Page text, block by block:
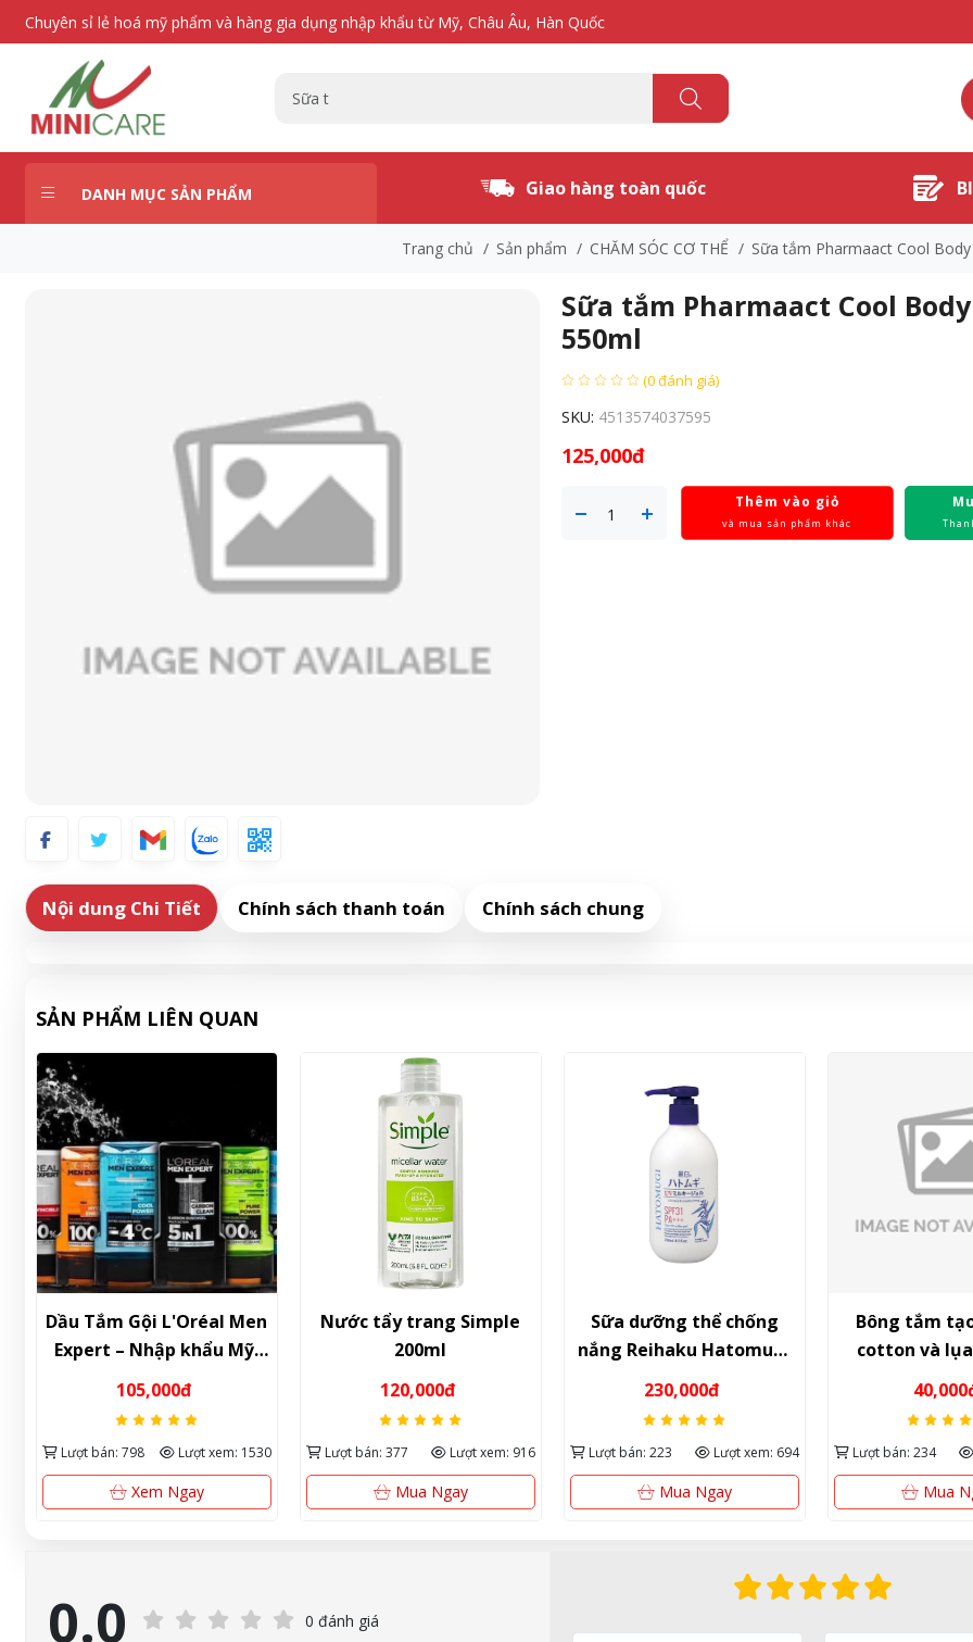
Chuyên sỉ lẻ hoá mỹ phẩm và hàng gia dụng nhập khẩu từ Mỹ, Châu Âu, Hàn Quốc
DANH MỤC SẢN PHẨM Giao hàng toàn quốc
Trang chủ / Sản phẩm / CHĂM SÓC CƠ THỂ / Sữa tắm Pharmaact Cool
Sữa tắm Pharmaact Cool
550ml
(0 đánh giá)
SKU: 4513574037595
125,000đ
Thêm vào giỏ
và mua sản phẩm khác
Nội dung Chi Tiết Chính sách thanh toán Chính sách chung
SẢN PHẨM LIÊN QUAN
Dầu Tắm Gội L'Oréal Men
Expert – Nhập khẩu Mỹ,
đa năng & chăm sóc toàn
diện cho nam
105,000đ
Lượt bán: 798 Lượt xem: 1530
Xem Ngay
Nước tẩy trang Simple
200ml
120,000đ
Lượt bán: 377 Lượt xem: 916
Mua Ngay
Sữa dưỡng thể chống
nắng Reihaku Hatomugi
UV Care & Moisturizing
Milky Gel 250ml – Dưỡng
Nhật
230,000đ
Lượt bán: 223 Lượt xem: 694
Mua Ngay
Bông tắm
cotton và
Seiwa
Lượt bán: 234
Mua
0.0 0 đánh giá